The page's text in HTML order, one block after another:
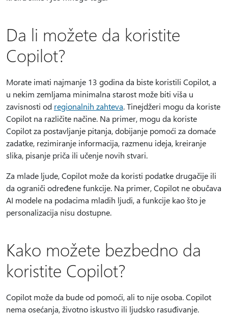
Da li možete da koristite
Copilot?
Morate imati najmanje 13 godina da biste koristili Copilot, a
u nekim zemljama minimalna starost može biti viša u
zavisnosti od regionalnih zahteva. Tinejdžeri mogu da koriste
Copilot na različite načine. Na primer, mogu da koriste
Copilot za postavljanje pitanja, dobijanje pomoći za domaće
zadatke, rezimiranje informacija, razmenu ideja, kreiranje
slika, pisanje priča ili učenje novih stvari.
Za mlade ljude, Copilot može da koristi podatke drugačije ili
da ograniči određene funkcije. Na primer, Copilot ne obučava
AI modele na podacima mladih ljudi, a funkcije kao što je
personalizacija nisu dostupne.
Kako možete bezbedno da
koristite Copilot?
Copilot može da bude od pomoći, ali to nije osoba. Copilot
nema osećanja, životno iskustvo ili ljudsko rasuđivanje.